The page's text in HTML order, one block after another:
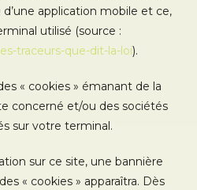
d’une application mobile et ce,
utilisé (source :
traceurs-que-dit-la-loi).
« cookies » émanant de la
concerné et/ou des sociétés
sur votre terminal.
sur ce site, une bannière
« cookies » apparaîtra. Dès